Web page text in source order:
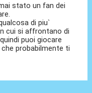
stato un fan dei
di piu`
cui si affrontano di
puoi giocare
probabilmente ti